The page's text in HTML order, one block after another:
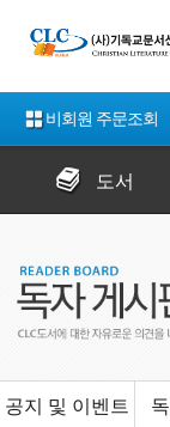
비회원 주문조회
도서
공지 및 이벤트